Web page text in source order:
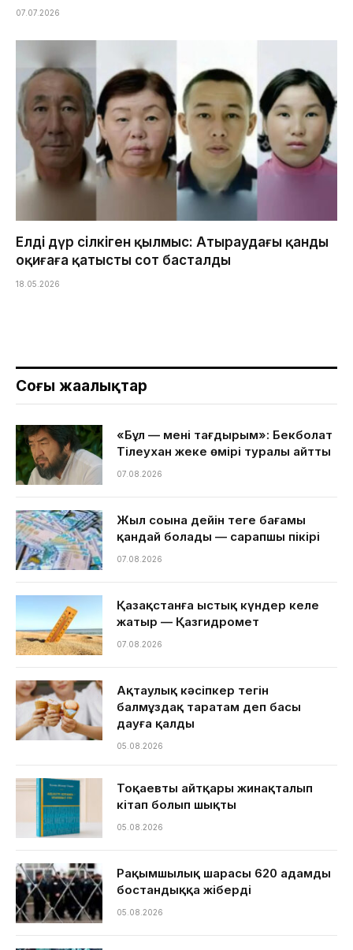
07.07.2026
Елді дүр сілкіген қылмыс: Атыраудағы қанды
оқиғаға қатысты сот басталды
18.05.2026
Соңғы жаңалықтар
«Бұл — менің тағдырым»: Бекболат
Тілеухан жеке өмірі туралы айтты
07.08.2026
Жыл соңына дейін теңге бағамы
қандай болады — сарапшы пікірі
07.08.2026
Қазақстанға ыстық күндер келе
жатыр — Қазгидромет
07.08.2026
Ақтаулық кәсіпкер тегін
балмұздақ таратам деп басы
дауға қалды
05.08.2026
Тоқаевтың айтқары жинақталып
кітап болып шықты
05.08.2026
Рақымшылық шарасы 620 адамды
бостандыққа жіберді
05.08.2026